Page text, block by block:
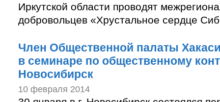
Иркутской области проводят
добровольцев «Хрустальное сердце
Член Общественной палаты
в семинаре по общественному
Новосибирск
10 февраля 2014